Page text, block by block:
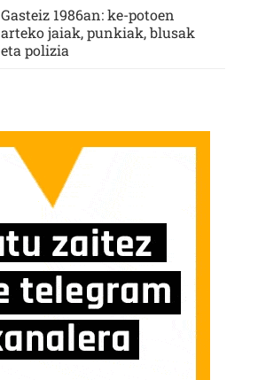
Gasteiz 1986an: ke-potoen
arteko jaiak, punkiak, blusak
eta polizia